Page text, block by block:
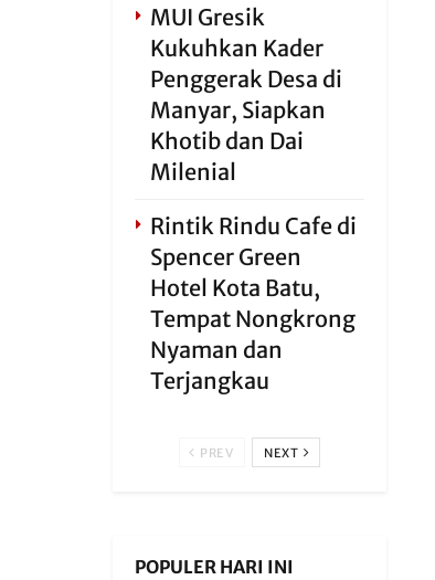
MUI Gresik
Kukuhkan Kader
Penggerak Desa di
Manyar, Siapkan
Khotib dan Dai
Milenial
Rintik Rindu Cafe di
Spencer Green
Hotel Kota Batu,
Tempat Nongkrong
Nyaman dan
Terjangkau
PREV NEXT
POPULER HARI INI